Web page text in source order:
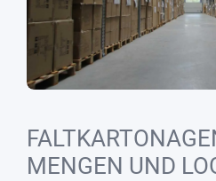
MENGEN UND